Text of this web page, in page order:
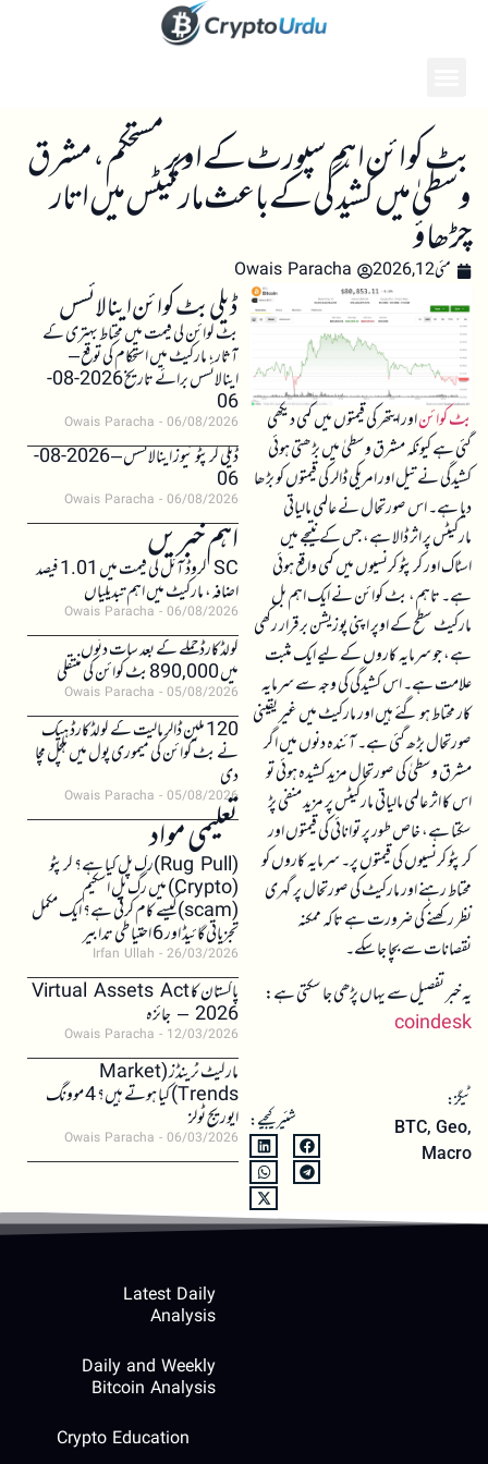
بٹ کوائن اہم سپورٹ کے اوپر مستحکم، مشرق
وسطیٰ میں کشیدگی کے باعث مارکیٹس میں اتار
چڑھاؤ
مئی 12, 2026 Owais Paracha
بٹ کوائناور ایتھر کی قیمتوں میں کمی دیکھی
گئی ہے کیونکہ مشرق وسطیٰ میں بڑھتی ہوئی
کشیدگی نے تیل اور امریکی ڈالر کی قیمتوں کو بڑھا
دیا ہے۔ اس صورتحال نے عالمی مالیاتی
مارکیٹس پر اثر ڈالا ہے، جس کے نتیجے میں
اسٹاک اور کرپٹو کرنسیوں میں کمی واقع ہوئی
ہے۔ تاہم، بٹ کوائن نے ایک اہم بل
مارکیٹ سطح کے اوپر اپنی پوزیشن برقرار رکھی
ہے، جو سرمایہ کاروں کے لیے ایک مثبت
علامت ہے۔ اس کشیدگی کی وجہ سے سرمایہ
کار محتاط ہو گئے ہیں اور مارکیٹ میں غیر یقینی
صورتحال بڑھ گئی ہے۔ آئندہ دنوں میں اگر
مشرق وسطیٰ کی صورتحال مزید کشیدہ ہوئی تو
اس کا اثر عالمی مالیاتی مارکیٹس پر مزید منفی پڑ
سکتا ہے، خاص طور پر توانائی کی قیمتوں اور
کرپٹو کرنسیوں کی قیمتوں پر۔ سرمایہ کاروں کو
محتاط رہنے اور مارکیٹ کی صورتحال پر گہری
نظر رکھنے کی ضرورت ہے تاکہ ممکنہ
نقصانات سے بچا جا سکے۔
یہ خبر تفصیل سے یہاں پڑھی جا سکتی ہے:
coindesk
ٹیگز:
BTC, Geo,
Macro
شئیر کیجیے:
ڈیلی بٹ کوائن اینالائسس
بٹ کوائن کی قیمت میں محتاط بہتری کے
آثار، مارکیٹ میں استحکام کی توقع –
اینالائسس برائے تاریخ 2026-08-
06
Owais Paracha 06/08/2026
ڈیلی کرپٹو نیوز اینالائسس – 2026-08-
06
Owais Paracha 06/08/2026
اہم خبریں SC کروڈ آئل کی قیمت میں 1.01 فیصد
اضافہ، مارکیٹ میں اہم تبدیلیاں
Owais Paracha 06/08/2026
کولڈکارڈ حملے کے بعد سات دنوں
میں 890,000 بٹ کوائن کی منتقلی
Owais Paracha 05/08/2026
120 ملین ڈالر مالیت کے کولڈکارڈ ہیک
نے بٹ کوائن کی میموری پول میں ہلچل مچا
دی
Owais Paracha 05/08/2026
تعلیمی مواد(Rug Pull)رگ پل کیا ہے؟ کرپٹو
(Crypto) میں رگ پل اسکیم
(scam)کیسے کام کرتی ہے؟ ایک مکمل
تجزیاتی گائیڈ اور 6 احتیاطی تدابیر
Irfan Ullah 26/03/2026
پاکستان کا Virtual Assets Act
2026 – جائزہ
Owais Paracha 12/03/2026
مارکیٹ ٹرینڈز (Market
Trends) کیا ہوتے ہیں؟ 4 موونگ
ایوریج ٹولز
Owais Paracha 06/03/2026
Latest Daily
Analysis
Daily and Weekly
Bitcoin Analysis
Crypto Education